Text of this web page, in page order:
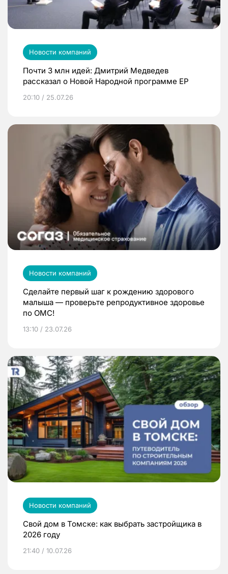
Новости компаний
Почти 3 млн идей: Дмитрий Медведев
рассказал о Новой Народной программе ЕР
20:10 / 25.07.26
Новости компаний
Сделайте первый шаг к рождению здорового
малыша — проверьте репродуктивное здоровье
по ОМС!
13:10 / 23.07.26
Новости компаний
Свой дом в Томске: как выбрать застройщика в
2026 году
21:40 / 10.07.26